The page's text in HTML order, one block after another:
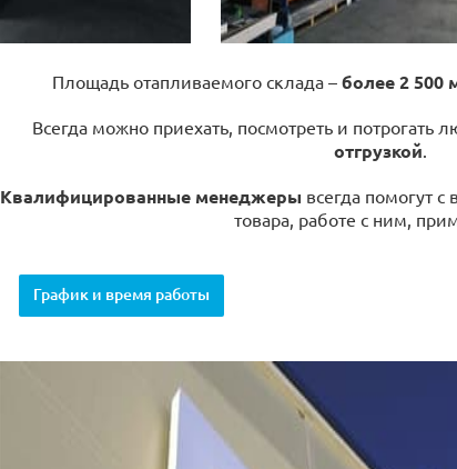
Площадь отапливаемого склада – более 2 500
Всегда можно приехать, посмотреть и потрогать
отгрузкой.
Квалифицированные менеджеры всегда помогут
товара, работе с ним,
График и время работы